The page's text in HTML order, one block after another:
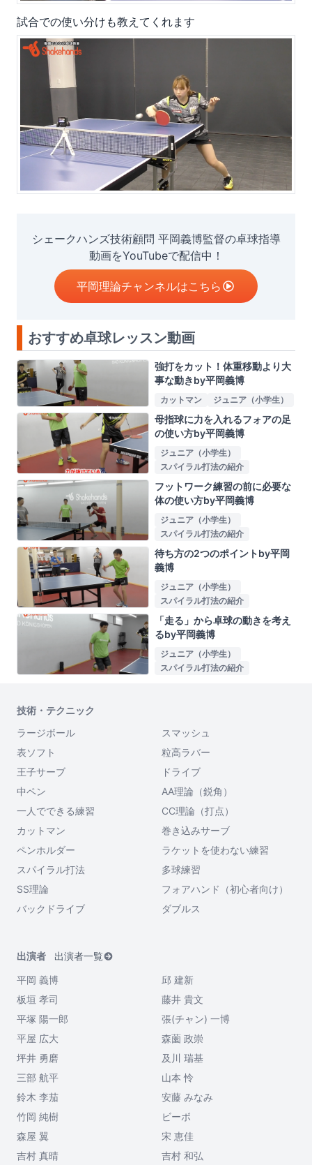
試合での使い分けも教えてくれます
シェークハンズ技術顧問 平岡義博監督の卓球指導
動画をYouTubeで配信中！
平岡理論チャンネルはこちら
おすすめ卓球レッスン動画
強打をカット！体重移動より大
事な動きby平岡義博
カットマン ジュニア（小学生）
母指球に力を入れるフォアの足
の使い方by平岡義博
ジュニア（小学生）
スパイラル打法の紹介
フットワーク練習の前に必要な
体の使い方by平岡義博
ジュニア（小学生）
スパイラル打法の紹介
待ち方の2つのポイントby平岡
義博
ジュニア（小学生）
スパイラル打法の紹介
「走る」から卓球の動きを考え
るby平岡義博
ジュニア（小学生）
スパイラル打法の紹介
技術・テクニック
ラージボール
スマッシュ
表ソフト
粒高ラバー
王子サーブ
ドライブ
中ペン
AA理論（鋭角）
一人でできる練習
CC理論（打点）
カットマン
巻き込みサーブ
ペンホルダー
ラケットを使わない練習
スパイラル打法
多球練習
SS理論
フォアハンド（初心者向け）
バックドライブ
ダブルス
出演者
出演者一覧
平岡 義博
邱 建新
板垣 孝司
藤井 貴文
平塚 陽一郎
張(チャン) 一博
平屋 広大
森薗 政崇
坪井 勇磨
及川 瑞基
三部 航平
山本 怜
鈴木 李茄
安藤 みなみ
竹岡 純樹
ビーボ
森屋 翼
宋 恵佳
吉村 真晴
吉村 和弘